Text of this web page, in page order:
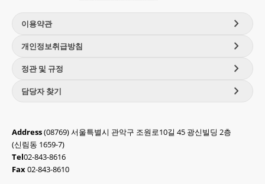
이용약관 chevron_right
개인정보취급방침 chevron_right
정관 및 규정 chevron_right
담당자 찾기 chevron_right
Address(08769) 서울특별시 관악구 조원로10길 45 광신빌딩 2층
(신림동 1659-7)
Tel02-843-8616
Fax02-843-8610